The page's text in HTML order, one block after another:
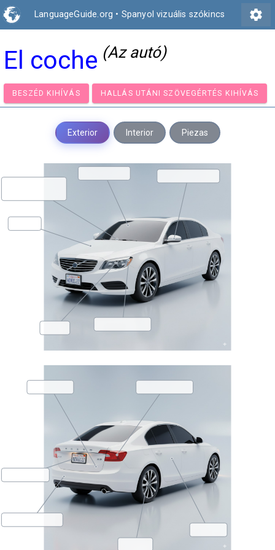
LanguageGuide.org • Spanyol vizuális szókincs settings
El coche (Az autó)
BESZÉD KIHÍVÁS HALLÁS UTÁNI SZÖVEGÉRTÉS
Exterior Interior Piezas